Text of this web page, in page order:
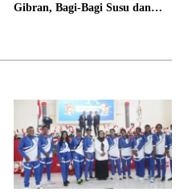
Gibran, Bagi-Bagi Susu dan